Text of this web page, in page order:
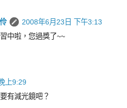
2008年6月23日 下午3:13
中啦，您過獎了~~
上9:29
有減光鏡吧？